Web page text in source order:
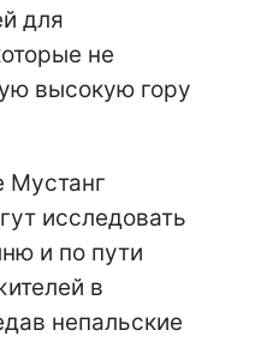
для
не
высокую гору
Мустанг
исследовать
и по пути
в
непальские